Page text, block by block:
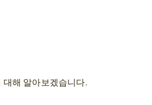
해 알아보겠습니다.